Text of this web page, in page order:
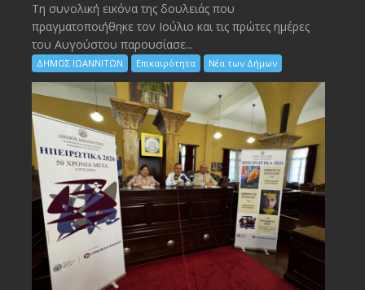
Τη συνολική εικόνα της δουλειάς που
πραγματοποιήθηκε τον Ιούλιο και τις πρώτες ημέρες
του Αυγούστου παρουσίασε...
ΔΗΜΟΣ ΙΩΑΝΝΙΤΩΝ Επικαιρότητα Νέα των Δήμων